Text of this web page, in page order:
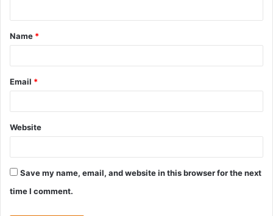
Name *
Email *
Website
Save my name, email, and website in this browser for the next
time I comment.